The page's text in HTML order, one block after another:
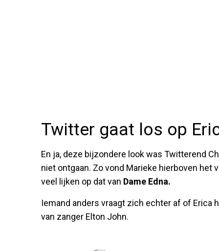
Twitter gaat los op
En ja, deze bijzondere look was Twitterend
niet ontgaan. Zo vond Marieke hierboven
veel lijken op dat van Dame Edna.
Iemand anders vraagt zich echter af of
van zanger Elton John.